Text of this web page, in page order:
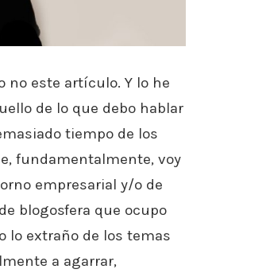
no este artículo. Y lo he
de lo que debo hablar
tiempo de los
fundamentalmente, voy
empresarial y/o de
blogosfera que ocupo
lo extraño de los temas
a agarrar,